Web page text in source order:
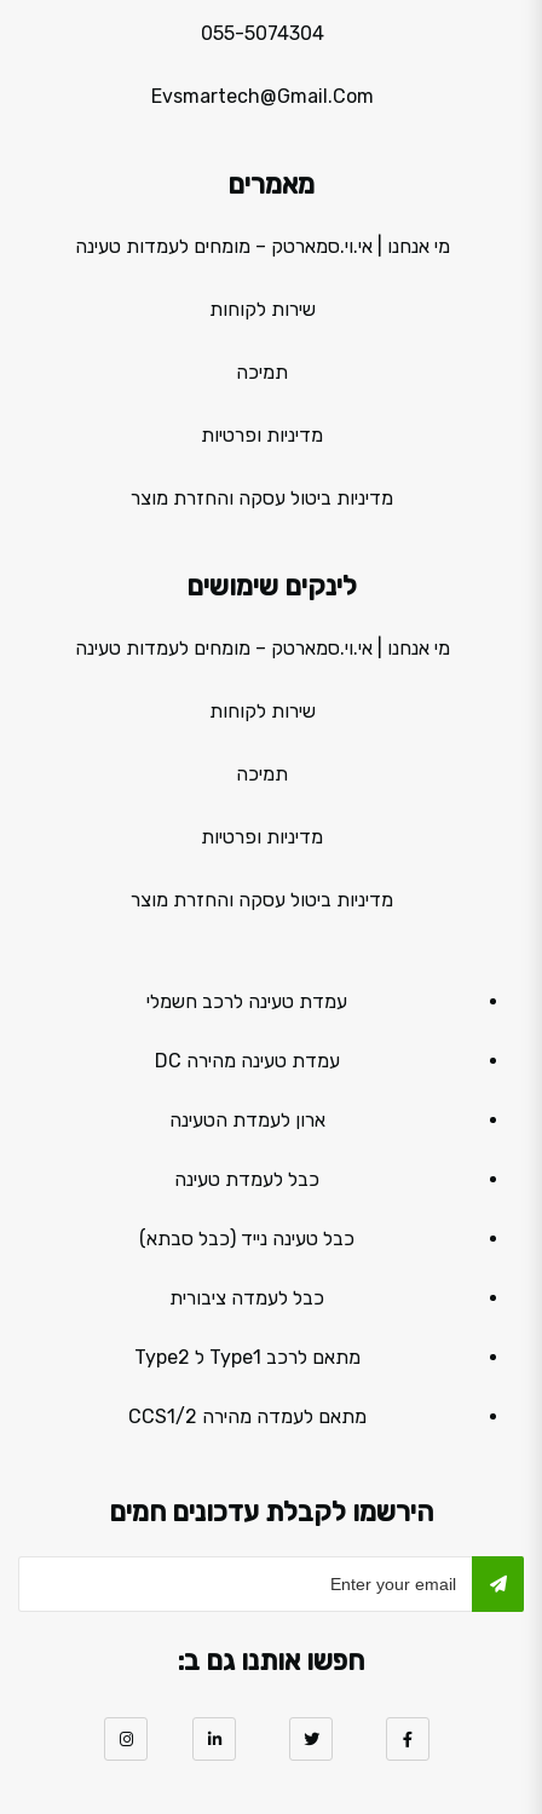
055-5074304
Evsmartech@gmail.com
מאמרים
מי אנחנו | אי.וי.סמארטק – מומחים לעמדות טעינה
שירות לקוחות
תמיכה
מדיניות ופרטיות
מדיניות ביטול עסקה והחזרת מוצר
לינקים שימושים
מי אנחנו | אי.וי.סמארטק – מומחים לעמדות טעינה
שירות לקוחות
תמיכה
מדיניות ופרטיות
מדיניות ביטול עסקה והחזרת מוצר
עמדת טעינה לרכב חשמלי
עמדת טעינה מהירה DC
ארון לעמדת הטעינה
כבל לעמדת טעינה
כבל טעינה נייד (כבל סבתא)
כבל לעמדה ציבורית
מתאם לרכב Type1 ל Type2
מתאם לעמדה מהירה CCS1/2
הירשמו לקבלת עדכונים חמים
חפשו אותנו גם ב: